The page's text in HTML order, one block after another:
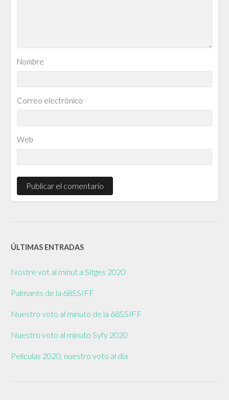
Nombre
Correo electrónico
Web
ÚLTIMAS ENTRADAS
Nostre vot al minut a Sitges 2020
Palmarés de la 68SSIFF
Nuestro voto al minuto de la 68SSIFF
Nuestro voto al minuto Syfy 2020
Películas 2020, nuestro voto al día